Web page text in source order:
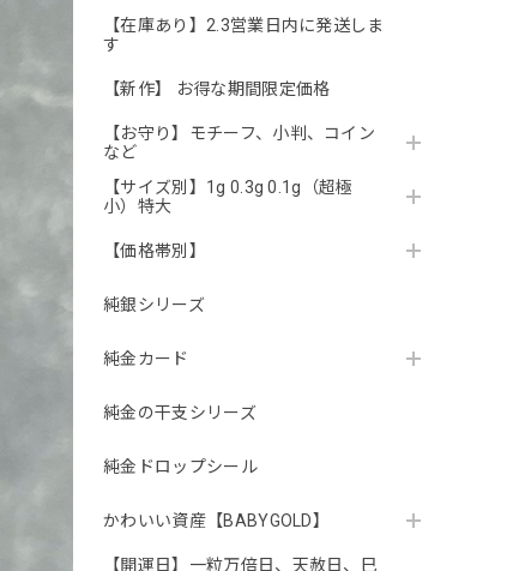
【在庫あり】2.3営業日内に発送しま
す
【新作】 お得な期間限定価格
【お守り】モチーフ、小判、コイン
など
【サイズ別】1g 0.3g 0.1g（超極
小）特大
【価格帯別】
純銀シリーズ
純金カード
純金の干支シリーズ
純金ドロップシール
かわいい資産【BABYGOLD】
【開運日】一粒万倍日、天赦日、巳